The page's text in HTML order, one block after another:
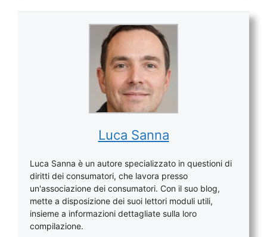
Luca Sanna
Luca Sanna è un autore specializzato in questioni di
diritti dei consumatori, che lavora presso
un'associazione dei consumatori. Con il suo blog,
mette a disposizione dei suoi lettori moduli utili,
insieme a informazioni dettagliate sulla loro
compilazione.